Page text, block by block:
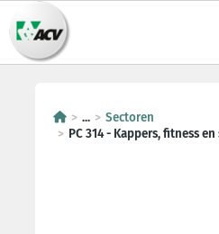
...
Sectoren
PC 314 - Kappers, fitness